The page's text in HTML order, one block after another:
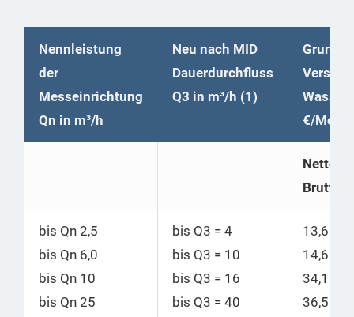
Nennleistung
der
Messeinrichtung
Qn in m³/h
Neu nach MID
Dauerdurchfluss
Q3 in m³/h (1)
Wasser
€/Monat
Netto |
Brutto
bis Qn 2,5
bis Qn 6,0
bis Qn 10
bis Qn 25
bis Q3 = 4
bis Q3 = 10
bis Q3 = 16
bis Q3 = 40
13,65
14,61
34,13
36,52